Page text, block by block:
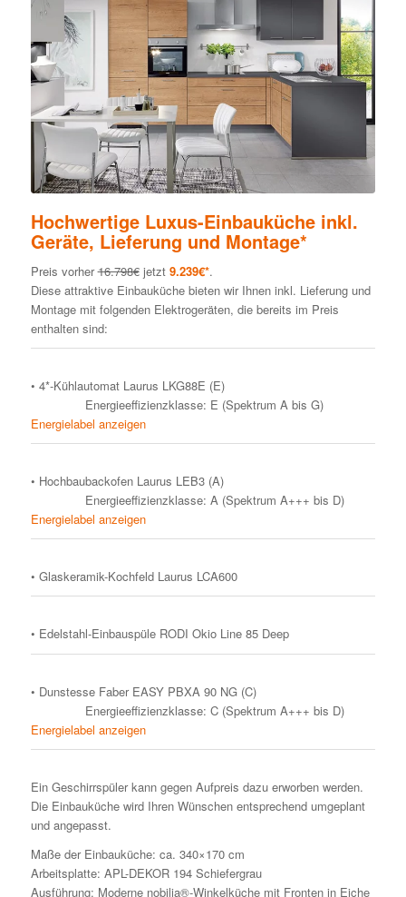
Hochwertige Luxus-Einbauküche inkl.
Geräte, Lieferung und Montage*
Preis vorher16.798€jetzt 9.239€*.
Diese attraktive Einbauküche bieten wir Ihnen inkl. Lieferung und
Montage mit folgenden Elektrogeräten, die bereits im Preis
enthalten sind:
• 4*-Kühlautomat Laurus LKG88E (E)
Energieeffizienzklasse: E (Spektrum A bis G)
Energielabel anzeigen
• Hochbaubackofen Laurus LEB3 (A)
Energieeffizienzklasse: A (Spektrum A+++ bis D)
Energielabel anzeigen
• Glaskeramik-Kochfeld Laurus LCA600
• Edelstahl-Einbauspüle RODI Okio Line 85 Deep
• Dunstesse Faber EASY PBXA 90 NG (C)
Energieeffizienzklasse: C (Spektrum A+++ bis D)
Energielabel anzeigen
Ein Geschirrspüler kann gegen Aufpreis dazu erworben werden.
Die Einbauküche wird Ihren Wünschen entsprechend umgeplant
und angepasst.
Maße der Einbauküche: ca. 340×170 cm
Arbeitsplatte: APL-DEKOR 194 Schiefergrau
Ausführung: Moderne nobilia®-Winkelküche mit Fronten in Eiche